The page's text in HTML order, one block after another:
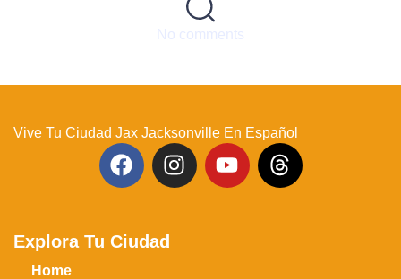
No comments
Vive Tu Ciudad Jax Jacksonville En Español
Explora Tu Ciudad
Home